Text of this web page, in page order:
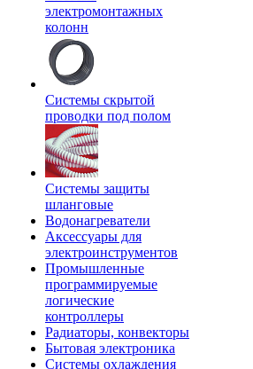
электромонтажных
колонн
Системы скрытой
проводки под полом
Системы защиты
шланговые
Водонагреватели
Аксессуары для
электроинструментов
Промышленные
программируемые
логические
контроллеры
Радиаторы, конвекторы
Бытовая электроника
Системы охлаждения